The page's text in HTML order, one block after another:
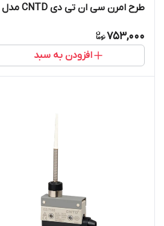
طرح امرن سی ان تی دی CNTD مدل
753,000
افزودن به سبد